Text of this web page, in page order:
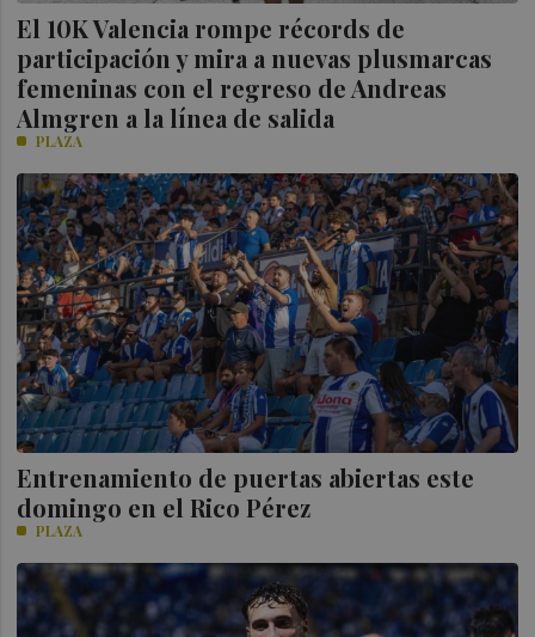
El 10K Valencia rompe récords de
participación y mira a nuevas plusmarcas
femeninas con el regreso de Andreas
Almgren a la línea de salida
PLAZA
Entrenamiento de puertas abiertas este
domingo en el Rico Pérez
PLAZA